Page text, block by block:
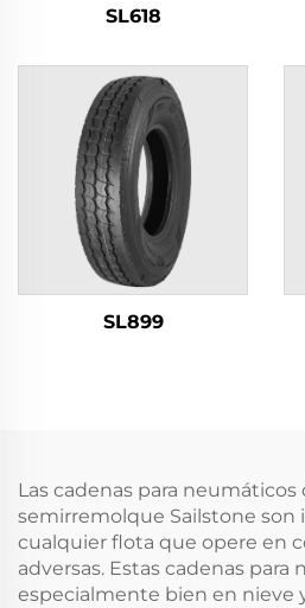
SL618
SL899
Las cadenas para neumáticos
semirremolque Sailstone son
cualquier flota que opere en
adversas. Estas cadenas
especialmente bien en nieve